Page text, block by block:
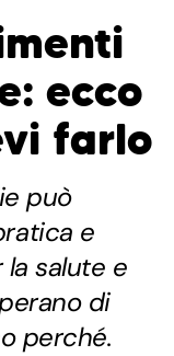
ecco
farlo
può
e
salute e
di
perché.